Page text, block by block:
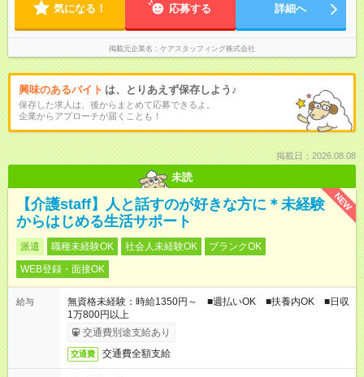
気になる！ 応募する 詳細へ
掲載元企業名 ケアスタッフィング株式会社
興味のあるバイト は、とりあえず保存しよう♪
保存した求人は、後からまとめて応募できるよ。
企業からアプローチが届くことも！
掲載日：2026.08.08
未読
NEW
【介護staff】人と話すのが好きな方に＊未経験
からはじめる生活サポート
派遣 職種未経験OK 社会人未経験OK
ブランクOK
WEB登録・面接OK
給与
無資格未経験：時給1350円～ ■週払いOK ■扶養内OK ■日収
1万800円以上
交通費別途支給あり
交通費 交通費全額支給